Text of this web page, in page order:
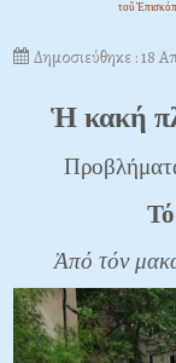
τοῦ
Δημοσιεύθηκε : 18
Ἡ κακή
Ἀπό τόν